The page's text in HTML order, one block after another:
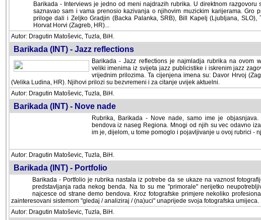
Barikada - Interviews je jedno od meni najdrazih rubrika. U direktnom razgovoru
saznavao sam i vama prenosio kazivanja o njihovim muzickim karijerama. Gro
priloge dali i Zeljko Gradjin (Backa Palanka, SRB), Bill Kapelj (Ljubljana, SLO),
Horvat Horvi (Zagreb, HR)...
Autor: Dragutin Matoševic, Tuzla, BiH.
Barikada (INT) - Jazz reflections
Barikada - Jazz reflections je najmladja rubrika na ovom web
imenima iz svijeta jazz publicistike i iskrenim jazz
vrijednim prilozima. Ta cijenjena imena su: Davor Hrvoj
(Velika Ludina, HR). Njihovi prilozi su bezvremeni i za citanje uvijek aktuelni.
Autor: Dragutin Matoševic, Tuzla, BiH.
Barikada (INT) - Nove nade
Rubrika, Barikada - Nove nade, samo ime je
bendova iz naseg Regiona. Mnogi od njih su vec odavno
je, dijelom, u tome pomoglo i pojavljivanje u ovoj rubrici - njen
Autor: Dragutin Matoševic, Tuzla, BiH.
Barikada (INT) - Portfolio
Barikada - Portfolio je rubrika nastala iz potrebe da se ukaze na vaznost
predstavljanja rada nekog benda. Na to su me "primorale" nerijetko
najcesce od strane demo bendova. Kroz fotografske primjere nekoliko
zainteresovani sistemom "gledaj / analiziraj / (na)uci" unaprijede svoja fotografska umijeca.
Autor: Dragutin Matoševic, Tuzla, BiH.